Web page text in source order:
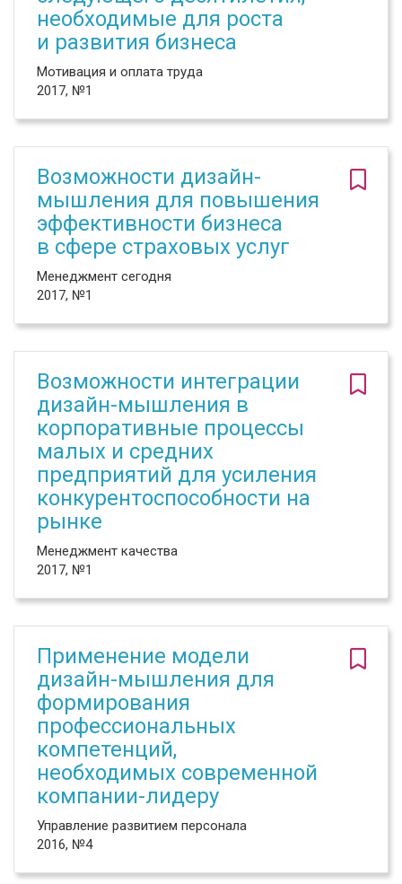
необходимые для роста
и развития бизнеса
Мотивация и оплата труда
2017, №1
Возможности дизайн-
мышления для повышения
эффективности бизнеса
в сфере страховых услуг
Менеджмент сегодня
2017, №1
Возможности интеграции
дизайн-мышления в
корпоративные процессы
малых и средних
предприятий для усиления
конкурентоспособности на
рынке
Менеджмент качества
2017, №1
Применение модели
дизайн-мышления для
формирования
профессиональных
компетенций,
необходимых современной
компании-лидеру
Управление развитием персонала
2016, №4